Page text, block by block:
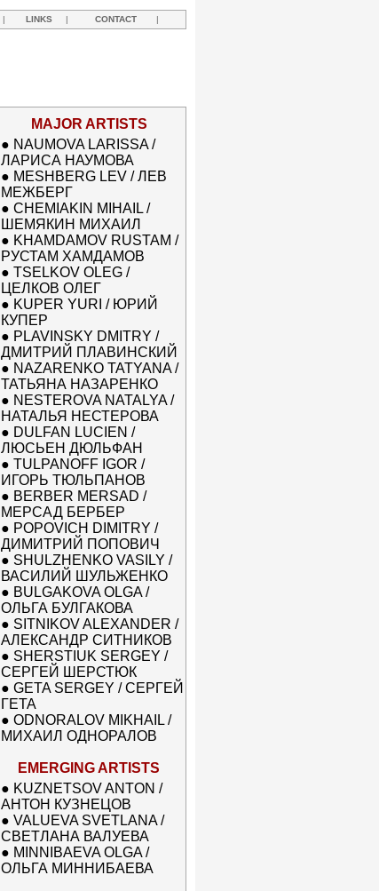
| LINKS | CONTACT |
MAJOR ARTISTS
● NAUMOVA LARISSA /
ЛАРИСА НАУМОВА
● MESHBERG LEV / ЛЕВ
МЕЖБЕРГ
● CHEMIAKIN MIHAIL /
ШЕМЯКИН МИХАИЛ
● KHAMDAMOV RUSTAM /
РУСТАМ ХАМДАМОВ
● TSELKOV OLEG /
ЦЕЛКОВ ОЛЕГ
● KUPER YURI / ЮРИЙ
КУПЕР
● PLAVINSKY DMITRY /
ДМИТРИЙ ПЛАВИНСКИЙ
● NAZARENKO TATYANA /
ТАТЬЯНА НАЗАРЕНКО
● NESTEROVA NATALYA /
НАТАЛЬЯ НЕСТЕРОВА
● DULFAN LUCIEN /
ЛЮСЬЕН ДЮЛЬФАН
● TULPANOFF IGOR /
ИГОРЬ ТЮЛЬПАНОВ
● BERBER MERSAD /
МЕРСАД БЕРБЕР
● POPOVICH DIMITRY /
ДИМИТРИЙ ПОПОВИЧ
● SHULZHENKO VASILY /
ВАСИЛИЙ ШУЛЬЖЕНКО
● BULGAKOVA OLGA /
ОЛЬГА БУЛГАКОВА
● SITNIKOV ALEXANDER /
АЛЕКСАНДР СИТНИКОВ
● SHERSTIUK SERGEY /
СЕРГЕЙ ШЕРСТЮК
● GETA SERGEY / СЕРГЕЙ
ГЕТА
● ODNORALOV MIKHAIL /
МИХАИЛ ОДНОРАЛОВ
EMERGING ARTISTS
● KUZNETSOV ANTON /
АНТОН КУЗНЕЦОВ
● VALUEVA SVETLANA /
СВЕТЛАНА ВАЛУЕВА
● MINNIBAEVA OLGA /
ОЛЬГА МИННИБАЕВА